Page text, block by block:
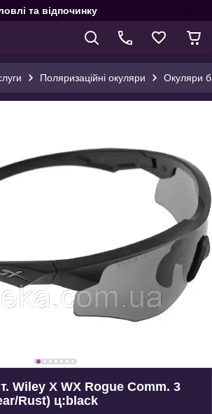
та відпочинку
Поляризаційні окуляри Окуляри
Wiley X WX Rogue Comm. 3
Rust) ц:black